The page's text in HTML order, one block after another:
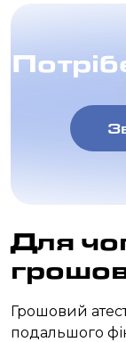
Для
Грошовий
подальшого